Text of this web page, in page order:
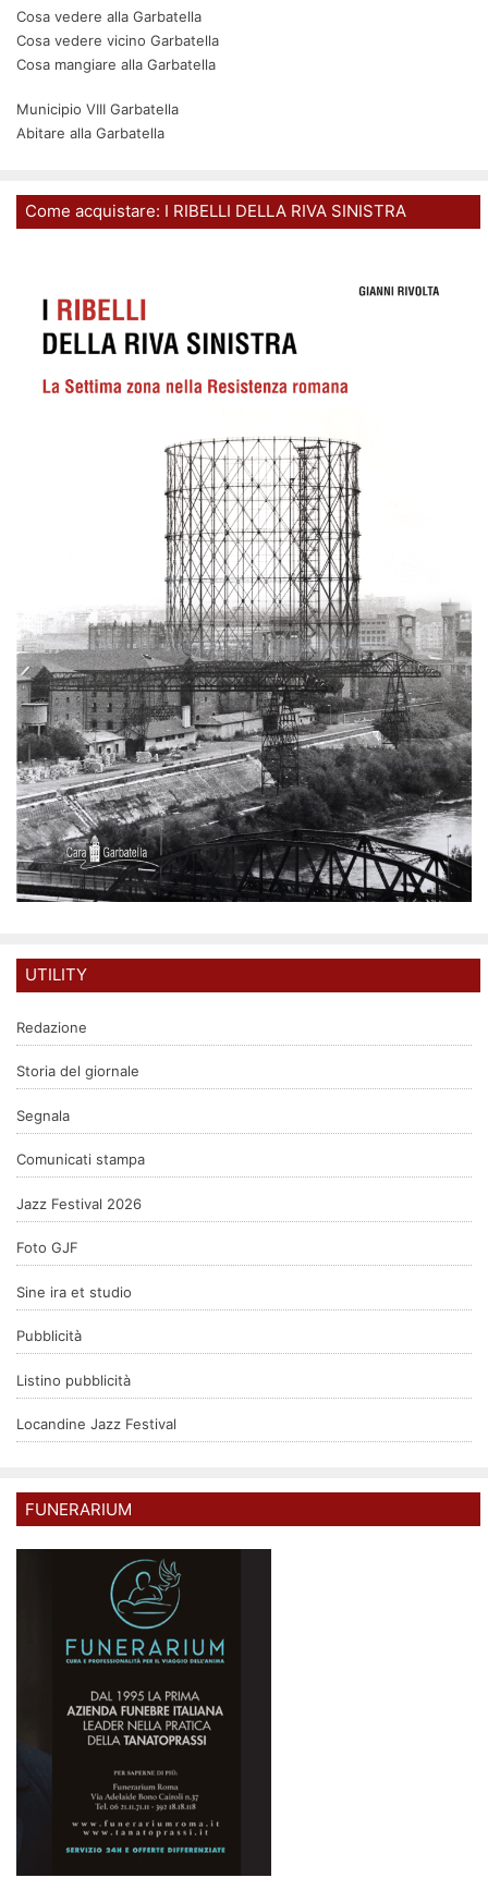
Cosa vedere alla Garbatella
Cosa vedere vicino Garbatella
Cosa mangiare alla Garbatella
Municipio VIII Garbatella
Abitare alla Garbatella
Come acquistare: I RIBELLI DELLA RIVA SINISTRA
UTILITY
Redazione
Storia del giornale
Segnala
Comunicati stampa
Jazz Festival 2026
Foto GJF
Sine ira et studio
Pubblicità
Listino pubblicità
Locandine Jazz Festival
FUNERARIUM